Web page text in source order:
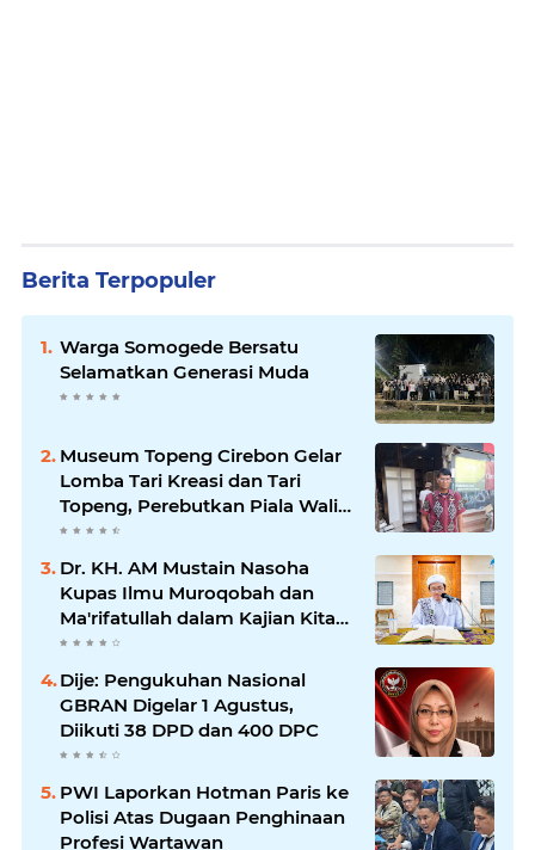
Berita Terpopuler
Warga Somogede Bersatu
Selamatkan Generasi Muda
Museum Topeng Cirebon Gelar
Lomba Tari Kreasi dan Tari
Topeng, Perebutkan Piala Wali
Kota
Dr. KH. AM Mustain Nasoha
Kupas Ilmu Muroqobah dan
Ma'rifatullah dalam Kajian Kitab
Ihya' Ulumuddin
Dije: Pengukuhan Nasional
GBRAN Digelar 1 Agustus,
Diikuti 38 DPD dan 400 DPC
PWI Laporkan Hotman Paris ke
Polisi Atas Dugaan Penghinaan
Profesi Wartawan